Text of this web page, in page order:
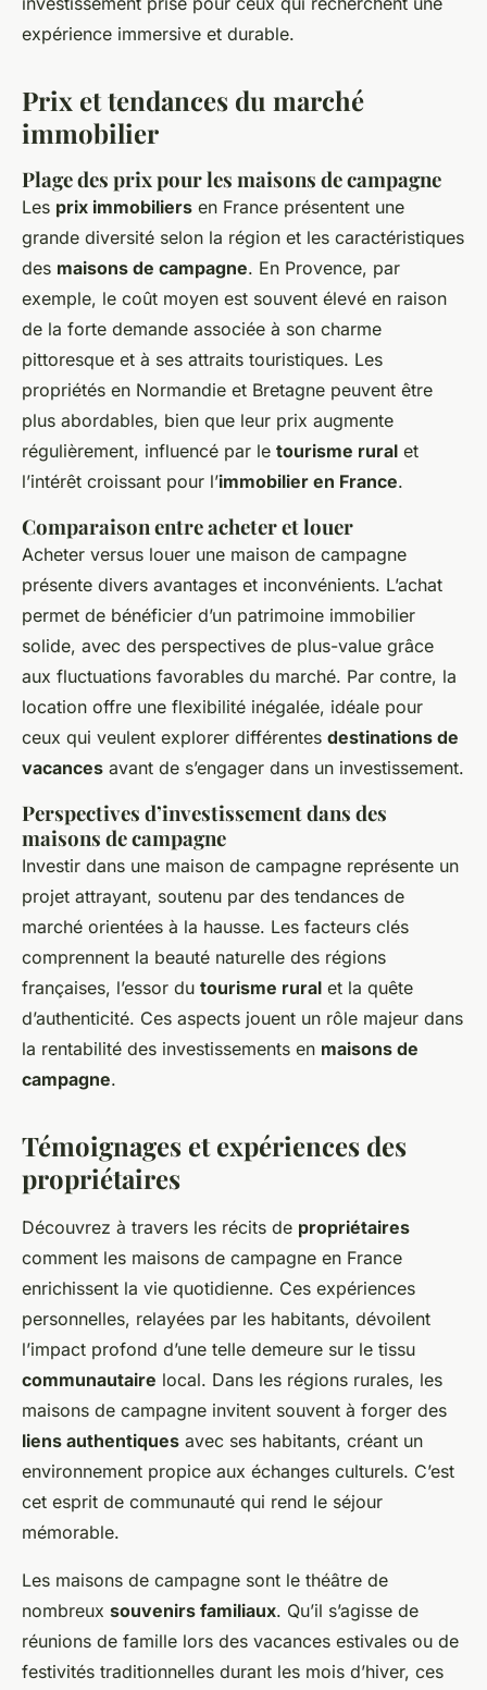
expérience immersive et durable.
Prix et tendances du marché
immobilier
Plage des prix pour les maisons de campagne
Les prix immobiliers en France présentent une
grande diversité selon la région et les caractéristiques
des maisons de campagne. En Provence, par
exemple, le coût moyen est souvent élevé en raison
de la forte demande associée à son charme
pittoresque et à ses attraits touristiques. Les
propriétés en Normandie et Bretagne peuvent être
plus abordables, bien que leur prix augmente
régulièrement, influencé par le tourisme rural et
l’intérêt croissant pour l’immobilier en France.
Comparaison entre acheter et louer
Acheter versus louer une maison de campagne
présente divers avantages et inconvénients. L’achat
permet de bénéficier d’un patrimoine immobilier
solide, avec des perspectives de plus-value grâce
aux fluctuations favorables du marché. Par contre, la
location offre une flexibilité inégalée, idéale pour
ceux qui veulent explorer différentes destinations de
vacances avant de s’engager dans un investissement.
Perspectives d’investissement dans des
maisons de campagne
Investir dans une maison de campagne représente un
projet attrayant, soutenu par des tendances de
marché orientées à la hausse. Les facteurs clés
comprennent la beauté naturelle des régions
françaises, l’essor du tourisme rural et la quête
d’authenticité. Ces aspects jouent un rôle majeur dans
la rentabilité des investissements en maisons de
campagne.
Témoignages et expériences des
propriétaires
Découvrez à travers les récits de propriétaires
comment les maisons de campagne en France
enrichissent la vie quotidienne. Ces expériences
personnelles, relayées par les habitants, dévoilent
l’impact profond d’une telle demeure sur le tissu
communautaire local. Dans les régions rurales, les
maisons de campagne invitent souvent à forger des
liens authentiques avec ses habitants, créant un
environnement propice aux échanges culturels. C’est
cet esprit de communauté qui rend le séjour
mémorable.
Les maisons de campagne sont le théâtre de
nombreux souvenirs familiaux. Qu’il s’agisse de
réunions de famille lors des vacances estivales ou de
festivités traditionnelles durant les mois d’hiver, ces